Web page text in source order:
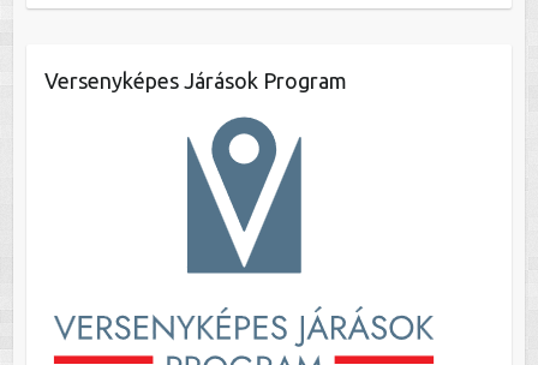
Versenyképes Járások Program